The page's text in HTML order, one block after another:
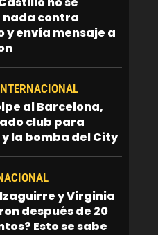
contra
y envía mensaje a
al Barcelona,
club para
la bomba del City
y Virginia
después de 20
Esto se sabe